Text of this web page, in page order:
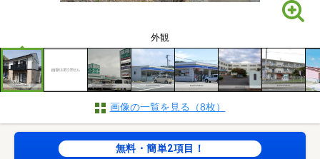
外観
画像の一覧を見る（8枚）
無料・簡単2項目！